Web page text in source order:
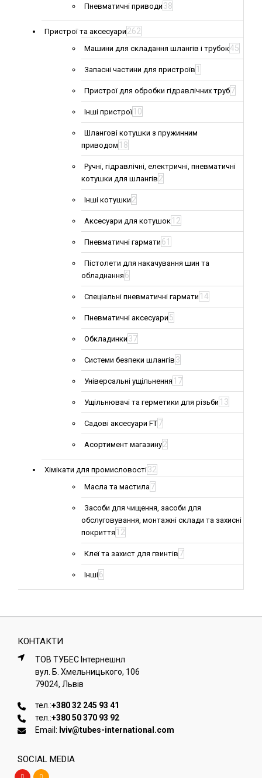
Пневматичні приводи 38
Пристрої та аксесуари 262
Машини для складання шлангів і трубок45
Запасні частини для пристроїв 1
Пристрої для обробки гідравлічних труб7
Інші пристрої 10
Шлангові котушки з пружинним
приводом 18
Ручні, гідравлічні, електричні, пневматичні
котушки для шлангів 2
Інші котушки 2
Аксесуари для котушок 12
Пневматичні гармати 61
Пістолети для накачування шин та
обладнання 6
Спеціальні пневматичні гармати 14
Пневматичні аксесуари 5
Обкладинки 37
Системи безпеки шлангів 3
Універсальні ущільнення 17
Ущільнювачі та герметики для різьби 13
Садові аксесуари FT7
Асортимент магазину2
Хімікати для промисловості32
Масла та мастила7
Засоби для чищення, засоби для
обслуговування, монтажні склади та захисні
покриття 12
Клеї та захист для гвинтів 7
Інші6
КОНТАКТИ
ТОВ ТУБЕС Iнтернешнл
вул. Б. Хмельницького, 106
79024, Львiв
тел.:+380 32 245 93 41
тел.:+380 50 370 93 92
Email: lviv@tubes-international.com
SOCIAL MEDIA